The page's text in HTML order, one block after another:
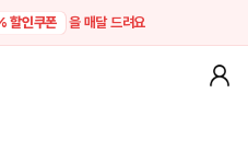
할인쿠폰 을 매달 드려요